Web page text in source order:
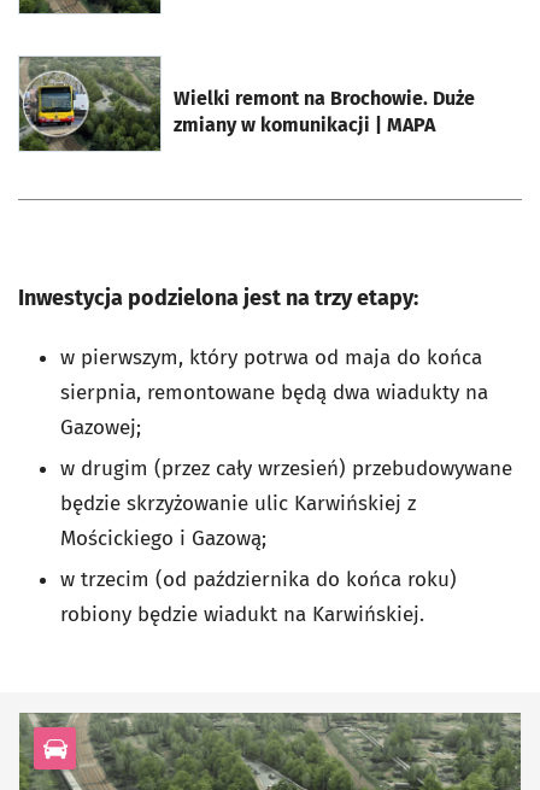
Wielki remont na Brochowie. Duże
zmiany w komunikacji | MAPA
otworzy się w nowej karcie
Inwestycja podzielona jest na trzy etapy:
w pierwszym, który potrwa od maja do końca
sierpnia, remontowane będą dwa wiadukty na
Gazowej;
w drugim (przez cały wrzesień) przebudowywane
będzie skrzyżowanie ulic Karwińskiej z
Mościckiego i Gazową;
w trzecim (od października do końca roku)
robiony będzie wiadukt na Karwińskiej.
kategoria Infrastruktura drogowa, Piesze, Rowerowe